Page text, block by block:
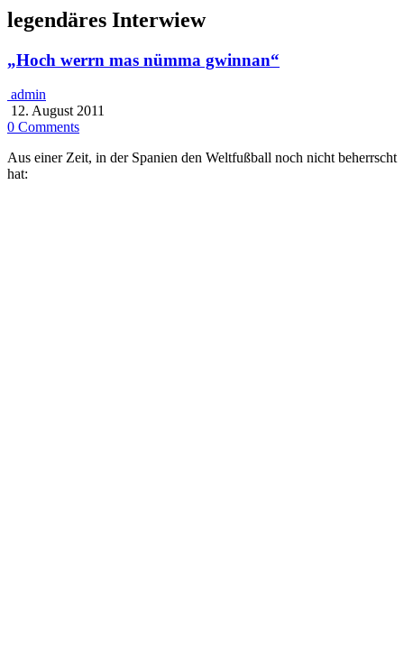
legendäres Interwiew
„Hoch werrn mas nümma gwinnan“
admin
12. August 2011
0 Comments
Aus einer Zeit, in der Spanien den Weltfußball noch nicht beherrscht
hat: